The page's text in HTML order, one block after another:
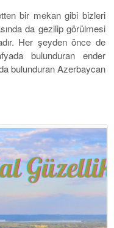
bir mekan gibi bizleri
da gezilip görülmesi
Her şeyden önce de
bulunduran ender
bulunduran Azerbaycan